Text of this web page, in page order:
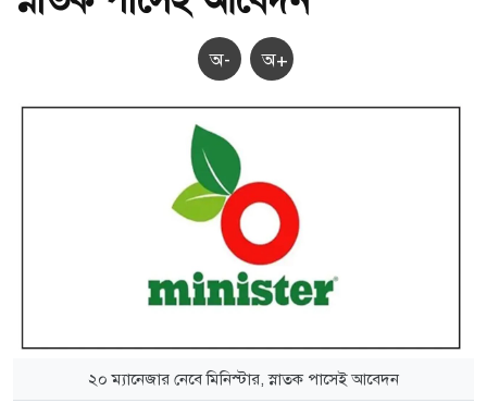
অ- অ+
২০ ম্যানেজার নেবে মিনিস্টার, স্নাতক পাসেই আবেদন